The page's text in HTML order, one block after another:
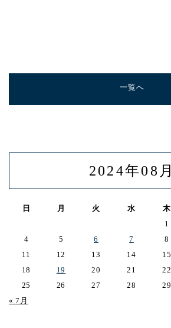
一覧へ
2024年08月
日 月 火 水 木
« 7月
1
4
5 6 7 8
11
12 13 14 15
18
19 20 21 22
25
26 27 28 29